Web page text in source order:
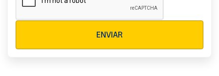
ENVIAR